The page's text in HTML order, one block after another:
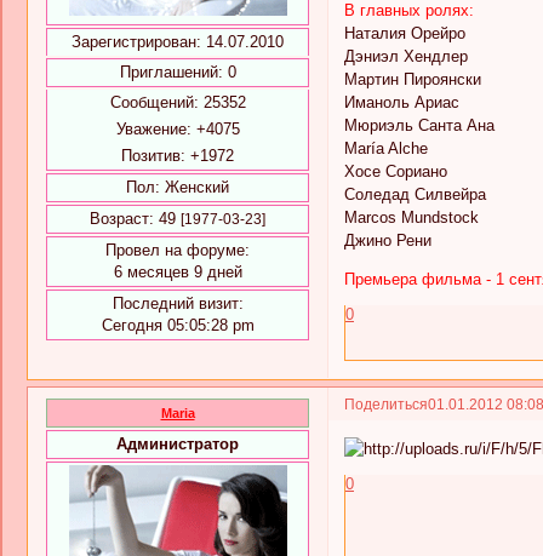
Зарегистрирован: 14.07.2010
Приглашений: 0
Сообщений: 25352
Уважение: +4075
Позитив: +1972
Пол: Женский
Возраст: 49 [1977-03-23]
Провел на форуме:
6 месяцев 9 дней
Последний визит:
Сегодня 05:05:28 pm
В главных ролях:
Наталия Орейро
Дэниэл Хендлер
Мартин Пироянски
Иманоль Ариас
Мюриэль Санта Ана
María Alche
Хосе Сориано
Соледад Силвейра
Marcos Mundstock
Джино Рени
Премьера фильма - 1
0
Поделиться01.01.2012
Maria
Администратор
0